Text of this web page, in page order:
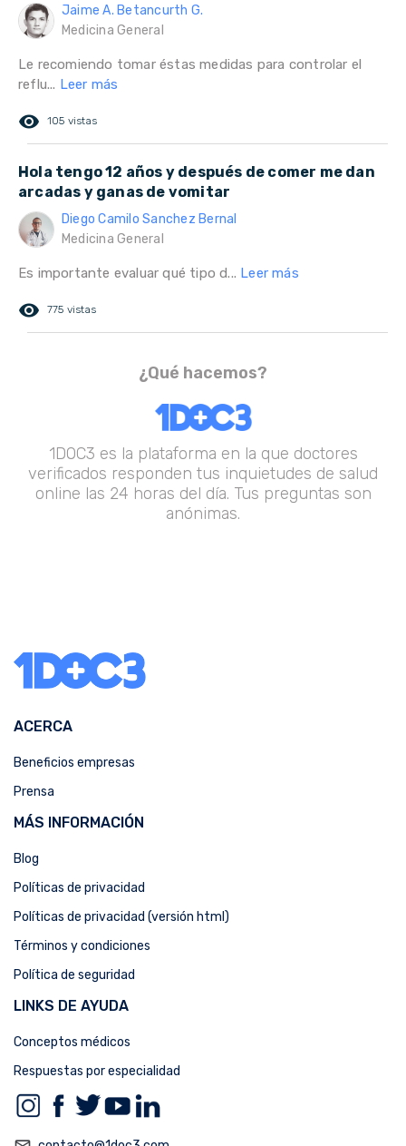
Jaime A. Betancurth G.
Medicina General
Le recomiendo tomar éstas medidas para controlar el
reflu... Leer más
remove_red_eye 105 vistas
Hola tengo 12 años y después de comer me dan
arcadas y ganas de vomitar
Diego Camilo Sanchez Bernal
Medicina General
Es importante evaluar qué tipo d... Leer más
remove_red_eye 775 vistas
¿Qué hacemos?
1DOC3 es la plataforma en la que doctores
verificados responden tus inquietudes de salud
online las 24 horas del día. Tus preguntas son
anónimas.
ACERCA
Beneficios empresas
Prensa
MÁS INFORMACIÓN
Blog
Políticas de privacidad
Políticas de privacidad (versión html)
Términos y condiciones
Política de seguridad
LINKS DE AYUDA
Conceptos médicos
Respuestas por especialidad